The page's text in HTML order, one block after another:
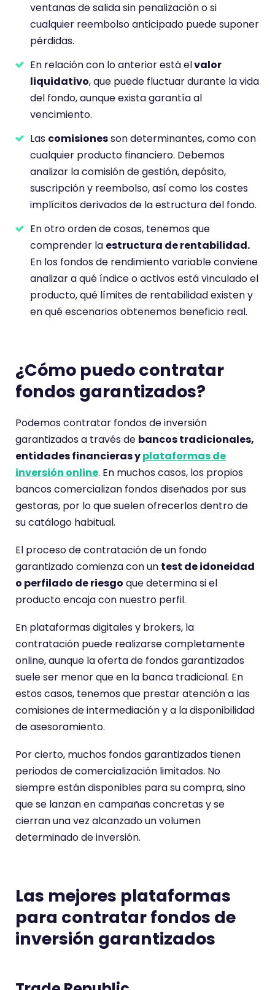
ventanas de salida sin penalización o si
cualquier reembolso anticipado puede suponer
pérdidas.
En relación con lo anterior está elvalor
liquidativo, que puede fluctuar durante la vida
del fondo, aunque exista garantía al
vencimiento.
Las comisionesson determinantes, como con
cualquier producto financiero. Debemos
analizar la comisión de gestión, depósito,
suscripción y reembolso, así como los costes
implícitos derivados de la estructura del fondo.
En otro orden de cosas, tenemos que
comprender la estructura de rentabilidad.
En los fondos de rendimiento variable conviene
analizar a qué índice o activos está vinculado el
producto, qué límites de rentabilidad existen y
en qué escenarios obtenemos beneficio real.
¿Cómo puedo contratar
fondos garantizados?
Podemos contratar fondos de inversión
garantizados a través de bancos tradicionales,
entidades financieras yplataformas de
inversión online. En muchos casos, los propios
bancos comercializan fondos diseñados por sus
gestoras, por lo que suelen ofrecerlos dentro de
su catálogo habitual.
El proceso de contratación de un fondo
garantizado comienza con un test de idoneidad
o perfilado de riesgo que determina si el
producto encaja con nuestro perfil.
En plataformas digitales y brokers, la
contratación puede realizarse completamente
online, aunque la oferta de fondos garantizados
suele ser menor que en la banca tradicional. En
estos casos, tenemos que prestar atención a las
comisiones de intermediación y a la disponibilidad
de asesoramiento.
Por cierto, muchos fondos garantizados tienen
periodos de comercialización limitados. No
siempre están disponibles para su compra, sino
que se lanzan en campañas concretas y se
cierran una vez alcanzado un volumen
determinado de inversión.
Las mejores plataformas
para contratar fondos de
inversión garantizados